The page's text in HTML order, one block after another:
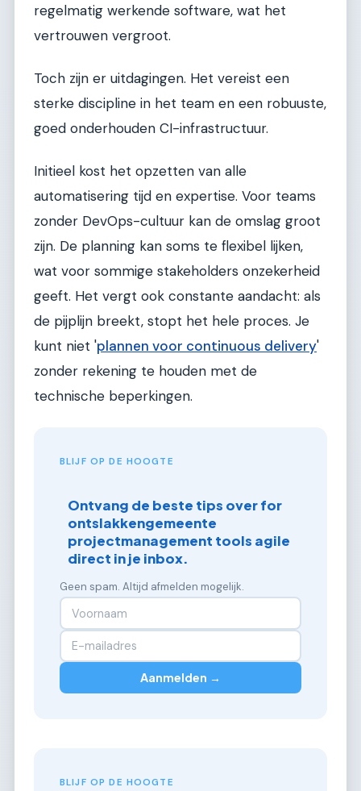
regelmatig werkende software, wat het
vertrouwen vergroot.
Toch zijn er uitdagingen. Het vereist een
sterke discipline in het team en een robuuste,
goed onderhouden CI-infrastructuur.
Initieel kost het opzetten van alle
automatisering tijd en expertise. Voor teams
zonder DevOps-cultuur kan de omslag groot
zijn. De planning kan soms te flexibel lijken,
wat voor sommige stakeholders onzekerheid
geeft. Het vergt ook constante aandacht: als
de pijplijn breekt, stopt het hele proces. Je
kunt niet 'plannen voor continuous delivery'
zonder rekening te houden met de
technische beperkingen.
BLIJF OP DE HOOGTE
Ontvang de beste tips over for
ontslakkengemeente
projectmanagement tools agile
direct in je inbox.
Geen spam. Altijd afmelden mogelijk.
Aanmelden →
BLIJF OP DE HOOGTE